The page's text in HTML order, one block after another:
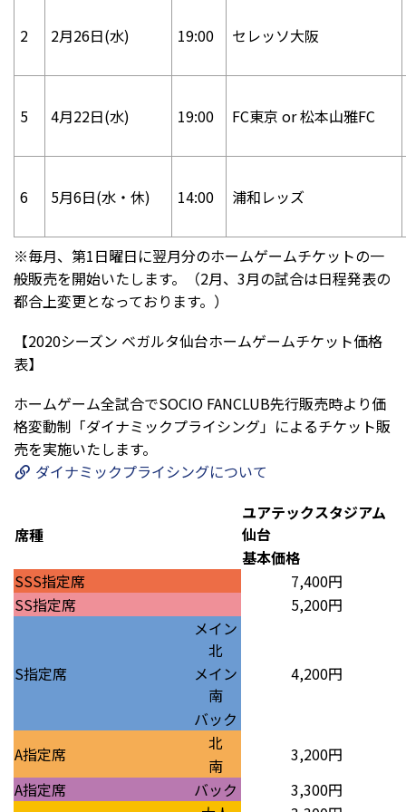
2 2月26日(水) 19:00 セレッソ大阪
5 4月22日(水) 19:00 FC東京 or 松本山雅FC
6 5月6日(水・休) 14:00 浦和レッズ
※毎月、第1日曜日に翌月分のホームゲームチケットの一
般販売を開始いたします。（2月、3月の試合は日程発表の
都合上変更となっております。）
【2020シーズン ベガルタ仙台ホームゲームチケット価格
表】
ホームゲーム全試合でSOCIO FANCLUB先行販売時より価
格変動制「ダイナミックプライシング」によるチケット販
売を実施いたします。
ダイナミックプライシングについて
席種
ユアテックスタジアム
仙台
基本価格
SSS指定席
7,400円
SS指定席
5,200円
S指定席
メイン
北
4,200円
メイン
南
バック
A指定席
北
3,200円
南
A指定席
バック
3,300円